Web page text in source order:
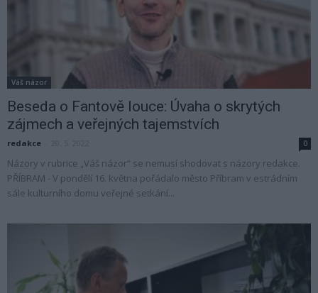
Váš názor
Beseda o Fantově louce: Úvaha o skrytých
zájmech a veřejných tajemstvích
redakce 0
Názory v rubrice „Váš názor“ se nemusí shodovat s názory redakce.
PŘÍBRAM - V pondělí 16. května pořádalo město Příbram v estrádním
sále kulturního domu veřejné setkání...